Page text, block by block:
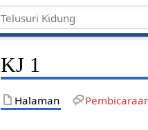
KJ 1
Halaman